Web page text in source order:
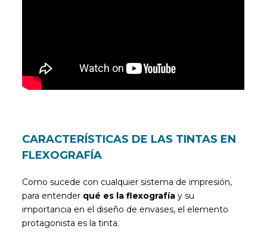
CARACTERÍSTICAS DE LAS TINTAS EN
FLEXOGRAFÍA
Como sucede con cualquier sistema de impresión,
para entender qué es la flexografía y su
importancia en el diseño de envases, el elemento
protagonista es la tinta.